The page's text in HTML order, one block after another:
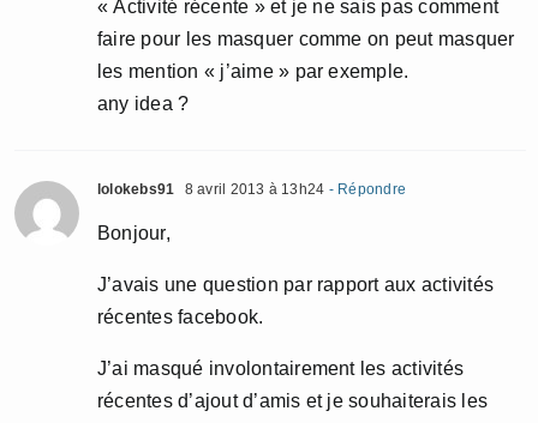
« Activité récente » et je ne sais pas comment
faire pour les masquer comme on peut masquer
les mention « j’aime » par exemple.
any idea ?
lolokebs91 8 avril 2013 à 13h24 - Répondre
Bonjour,
J’avais une question par rapport aux activités
récentes facebook.
J’ai masqué involontairement les activités
récentes d’ajout d’amis et je souhaiterais les